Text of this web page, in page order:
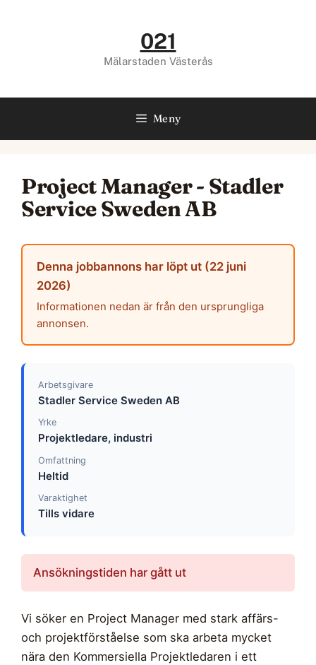
021
Mälarstaden Västerås
Meny
Project Manager - Stadler
Service Sweden AB
Denna jobbannons har löpt ut (22 juni
2026)
Informationen nedan är från den ursprungliga
annonsen.
Arbetsgivare
Stadler Service Sweden AB
Yrke
Projektledare, industri
Omfattning
Heltid
Varaktighet
Tills vidare
Ansökningstiden har gått ut
Vi söker en Project Manager med stark affärs-
och projektförståelse som ska arbeta mycket
nära den Kommersiella Projektledaren i ett